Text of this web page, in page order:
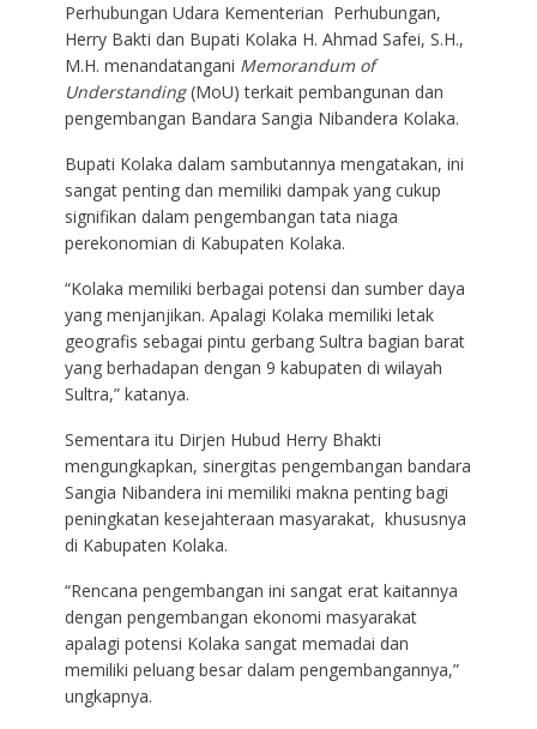
Perhubungan Udara Kementerian Perhubungan,
Herry Bakti dan Bupati Kolaka H. Ahmad Safei, S.H.,
M.H. menandatangani Memorandum of
Understanding(MoU) terkait pembangunan dan
pengembangan Bandara Sangia Nibandera Kolaka.
Bupati Kolaka dalam sambutannya mengatakan, ini
sangat penting dan memiliki dampak yang cukup
signifikan dalam pengembangan tata niaga
perekonomian di Kabupaten Kolaka.
“Kolaka memiliki berbagai potensi dan sumber daya
yang menjanjikan. Apalagi Kolaka memiliki letak
geografis sebagai pintu gerbang Sultra bagian barat
yang berhadapan dengan 9 kabupaten di wilayah
Sultra,” katanya.
Sementara itu Dirjen Hubud Herry Bhakti
mengungkapkan, sinergitas pengembangan bandara
Sangia Nibandera ini memiliki makna penting bagi
peningkatan kesejahteraan masyarakat, khususnya
di Kabupaten Kolaka.
“Rencana pengembangan ini sangat erat kaitannya
dengan pengembangan ekonomi masyarakat
apalagi potensi Kolaka sangat memadai dan
memiliki peluang besar dalam pengembangannya,”
ungkapnya.